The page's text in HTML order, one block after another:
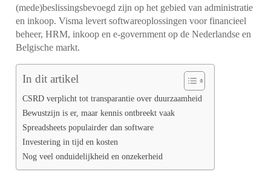
(mede)beslissingsbevoegd zijn op het gebied van administratie
en inkoop. Visma levert softwareoplossingen voor financieel
beheer, HRM, inkoop en e-government op de Nederlandse en
Belgische markt.
In dit artikel
CSRD verplicht tot transparantie over duurzaamheid
Bewustzijn is er, maar kennis ontbreekt vaak
Spreadsheets populairder dan software
Investering in tijd en kosten
Nog veel onduidelijkheid en onzekerheid